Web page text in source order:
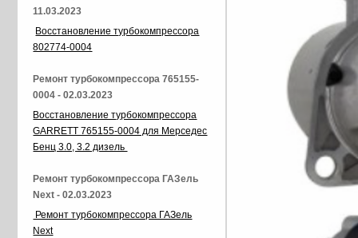
11.03.2023
Восстановление турбокомпрессора
802774-0004
Ремонт турбокомпрессора 765155-
0004 - 02.03.2023
Восстановление турбокомпрессора
GARRETT 765155-0004 для Мерседес
Бенц 3.0, 3.2 дизель
Ремонт турбокомпрессора ГАЗель
Next - 02.03.2023
Ремонт турбокомпрессора ГАЗель
Next